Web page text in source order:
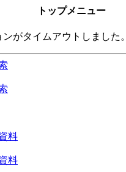
トップメニュー
がタイムアウトしました。
料
料